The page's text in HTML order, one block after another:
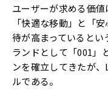
ユーザーが求める価値
「快適な移動」と「
待が高まっていると
ランドとして「001」
ンを確立してきたが
ルである。